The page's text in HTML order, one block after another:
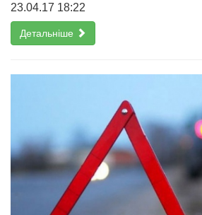
23.04.17 18:22
Детальніше